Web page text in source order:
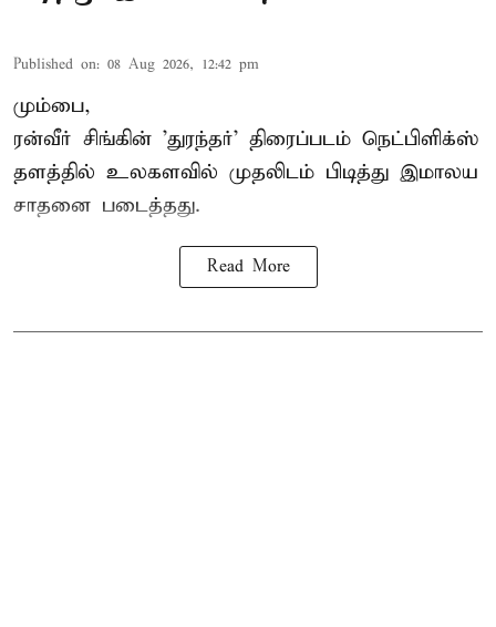
Published on: 08 Aug 2026, 12:42 pm
மும்பை,
ரன்வீர் சிங்கின் 'துரந்தர்' திரைப்படம் நெட்பிளிக்ஸ்
தளத்தில் உலகளவில் முதலிடம் பிடித்து இமாலய
சாதனை படைத்தது.
Read More